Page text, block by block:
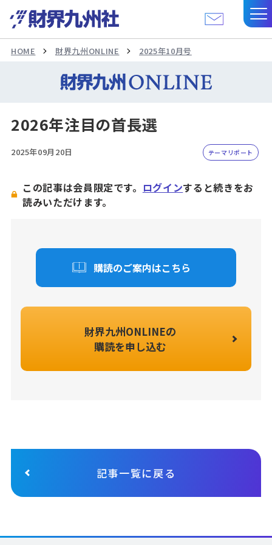
HOME 財界九州ONLINE 2025年10月号
2026年注目の首長選
2025年09月20日 テーマリポート
この記事は会員限定です。 ログインすると続きをお
読みいただけます。
購読のご案内はこちら
財界九州ONLINEの
購読を申し込む
記事一覧に戻る